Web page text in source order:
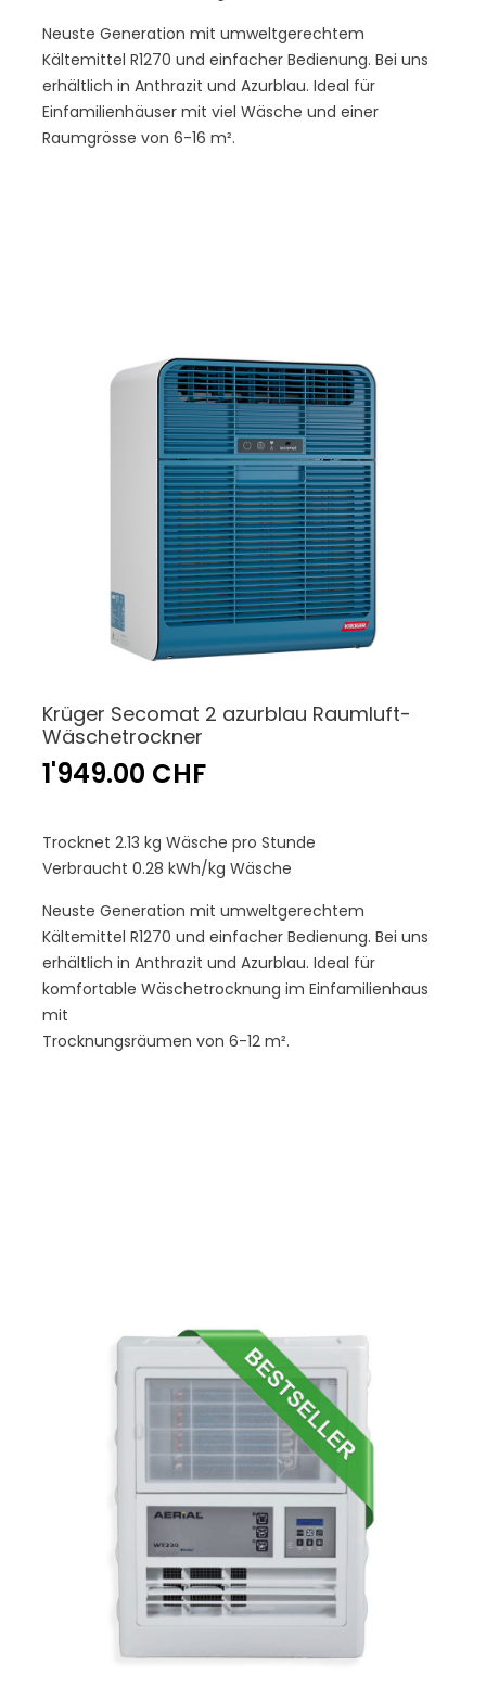
Neuste Generation mit umweltgerechtem
Kältemittel R1270 und einfacher Bedienung. Bei uns
erhältlich in Anthrazit und Azurblau. Ideal für
Einfamilienhäuser mit viel Wäsche und einer
Raumgrösse von 6-16 m².
Krüger Secomat 2 azurblau Raumluft-
Wäschetrockner
1'949.00 CHF
Trocknet 2.13 kg Wäsche pro Stunde
Verbraucht 0.28 kWh/kg Wäsche
Neuste Generation mit umweltgerechtem
Kältemittel R1270 und einfacher Bedienung. Bei uns
erhältlich in Anthrazit und Azurblau. Ideal für
komfortable Wäschetrocknung im Einfamilienhaus
mit
Trocknungsräumen von 6-12 m².